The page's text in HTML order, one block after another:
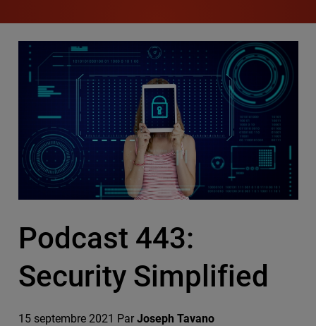
Podcast 443:
Security Simplified
15 septembre 2021 Par Joseph Tavano